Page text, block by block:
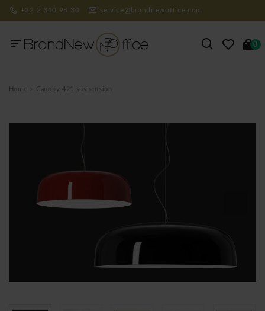
+32 2 310 98 30 service@brandnewoffice.com
0
Home Canopy 421 suspension